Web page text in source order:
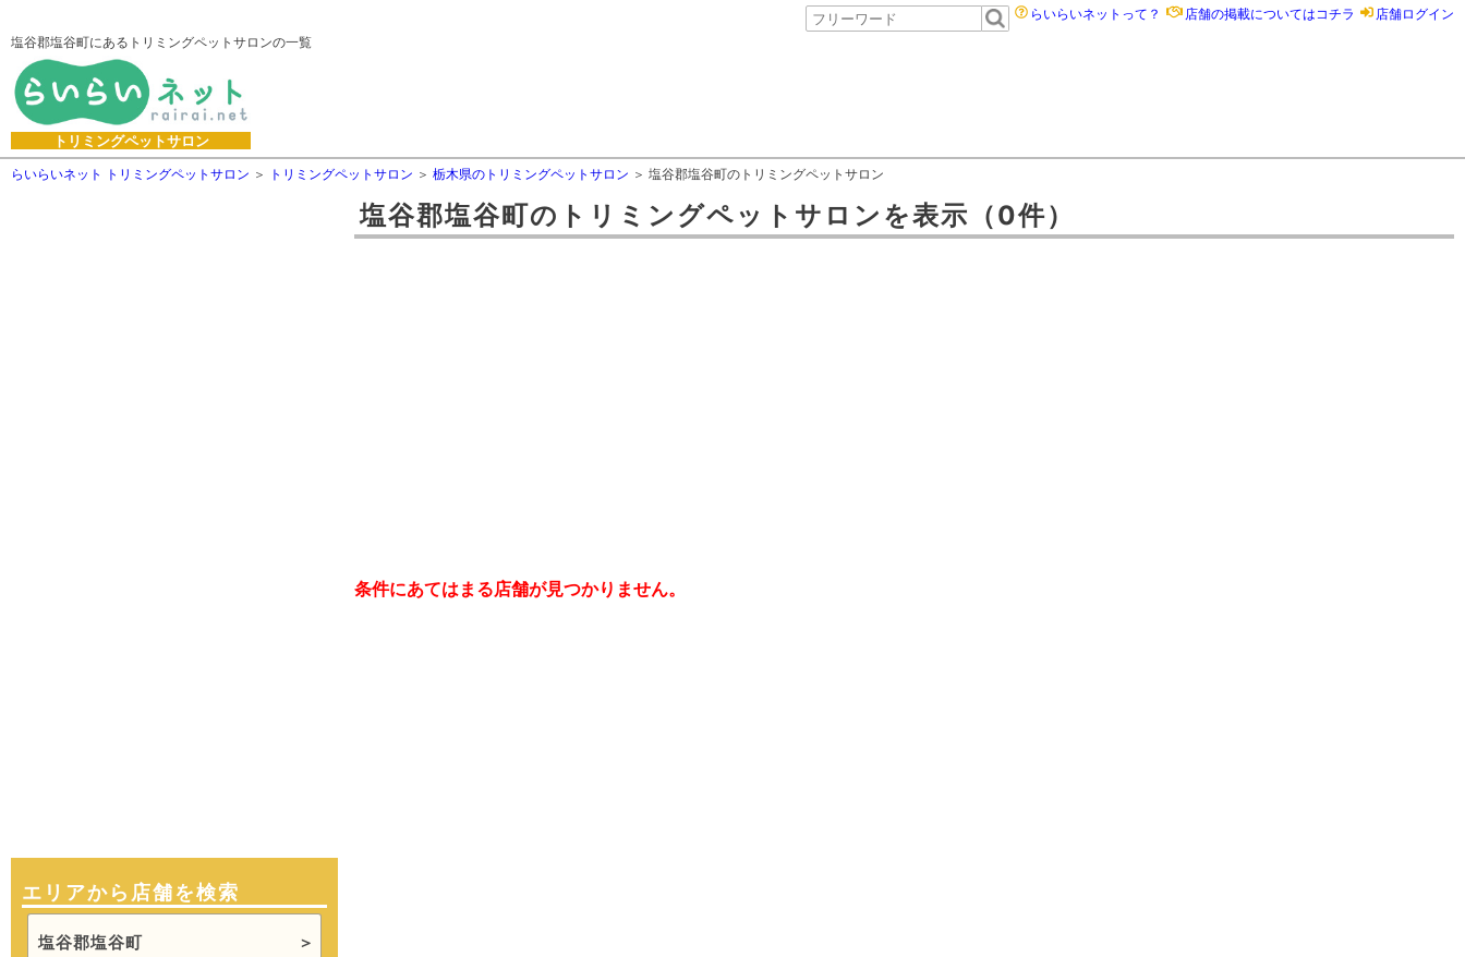
塩谷郡塩谷町にあるトリミングペットサロンの一覧
トリミングペットサロン
らいらいネットって？ 店舗の掲載についてはコチラ 店舗ログイン
らいらいネット トリミングペットサロン トリミングペットサロン 栃木県のトリミングペットサロン 塩谷郡塩谷町のトリミングペットサロン
エリアから店舗を検索
塩谷郡塩谷町
塩谷郡塩谷町の トリミングペットサロン を表示 （0件）
条件にあてはまる店舗が見つかりません。